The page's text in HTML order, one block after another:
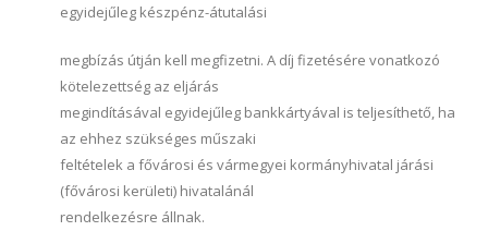
egyidejűleg készpénz-átutalási
megbízás útján kell megfizetni. A díj fizetésére vonatkozó
kötelezettség az eljárás
megindításával egyidejűleg bankkártyával is teljesíthető, ha
az ehhez szükséges műszaki
feltételek a fővárosi és vármegyei kormányhivatal járási
(fővárosi kerületi) hivatalánál
rendelkezésre állnak.